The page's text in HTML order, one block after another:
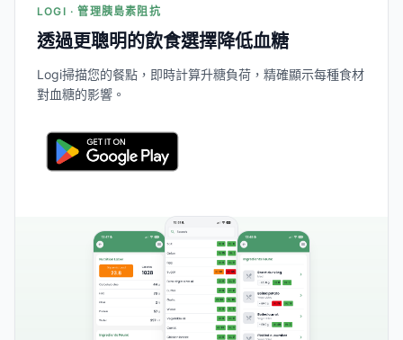
LOGI · 管理胰島素阻抗
透過更聰明的飲食選擇降低血糖
Logi掃描您的餐點，即時計算升糖負荷，精確顯示每種食材
對血糖的影響。